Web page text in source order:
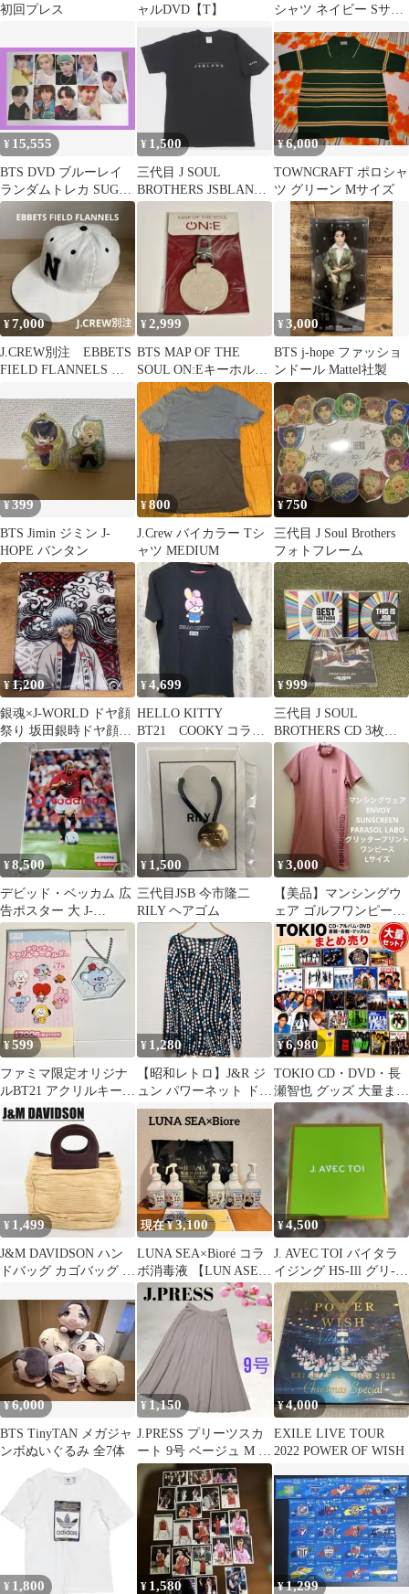
初回プレス
ャルDVD【T】
シャツ ネイビー Sサイ
¥ 15,555
BTS DVD ブルーレイ
ランダムトレカ SUGA
ユンギ
¥ 1,500
三代目 J SOUL
BROTHERS JSBLAND
Tシャツ(M)
¥6,000
TOWNCRAFT ポロシャ
ツ グリーン Mサイズ
¥7,000
J.CREW別注 EBBETS
FIELD FLANNELS キ
¥2,999
BTS MAP OF THE
SOUL ON:Eキーホルダ
ー
¥3,000
BTS j-hope ファッショ
ンドール Mattel社製
¥399
BTS Jimin ジミン J-
HOPE バンタン
¥800
J.Crew バイカラー Tシ
ャツ MEDIUM
¥750
三代目 J Soul Brothers
フォトフレーム
¥1,200
銀魂×J-WORLD ドヤ顔
祭り 坂田銀時ドヤ顔巾
着
¥4,699
HELLO KITTY
BT21 COOKY コラボ
Tシャツ M
¥999
三代目 J SOUL
BROTHERS CD 3枚セ
ット
¥8,500
デビッド・ベッカム 広
告ポスター 大 J-
PHONE
¥ 1,500
三代目JSB 今市隆二
RILY ヘアゴム
¥3,000
【美品】マンシングウ
ェア ゴルフワンピース
モックネック Lサイズ
ピンク
¥599
ファミマ限定オリジナ
ルBT21 アクリルキーホ
ルダー KOYA
¥ 1,280
【昭和レトロ】J&R ジ
ュン パワーネット ドッ
ト柄 トップス チュニッ
ク S
¥6,980
TOKIO CD・DVD・長
瀬智也 グッズ 大量まと
め売り セット
¥ 1,499
J&M DAVIDSON ハン
ドバッグ カゴバッグ ベ
現在 ¥3,100
LUNA SEA×Bioré コラ
ボ消毒液 【LUN ASEA
復活祭武道館限定】
¥4,500
J. AVEC TOI バイタラ
イジング HS-Ill グリ-ン
ボックス
¥6,000
BTS TinyTAN メガジャ
ンボぬいぐるみ 全7体
¥ 1,150
J.PRESS プリーツスカ
ート 9号 ベージュ M ロ
ング オンワード樫山
¥4,000
EXILE LIVE TOUR
2022 POWER OF WISH
¥ 1,800 ¥ 1,580 ¥1,299